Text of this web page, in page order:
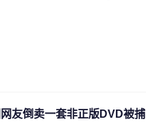
友倒卖一套非正版DVD被捕